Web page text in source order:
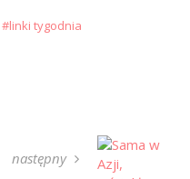
linki tygodnia
następny